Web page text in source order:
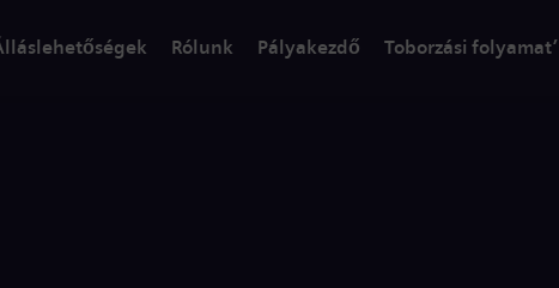
Rólunk Pályakezdő Toborzási folyamat’